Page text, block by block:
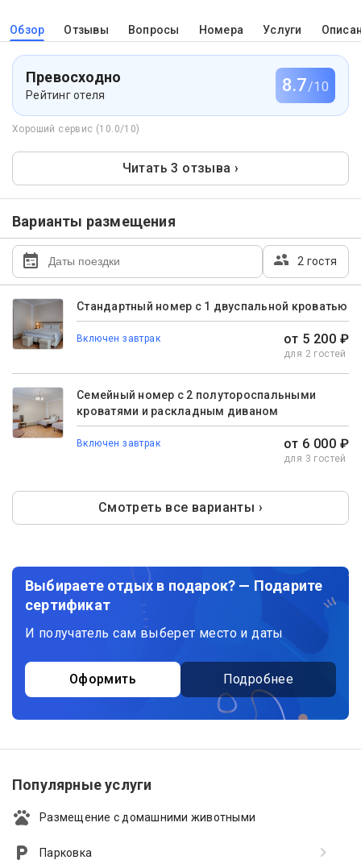
Обзор Отзывы Вопросы Номера Услуги
Превосходно
Рейтинг отеля 8.7/10
Хороший сервис (10.0/10)
Читать 3 отзыва ›
Варианты размещения
2 гостя
Стандартный номер с 1 двуспальной кроватью
Включен завтрак от 5 200 ₽
для 2 гостей
Семейный номер с 2 полутороспальными
кроватями и раскладным диваном
Включен завтрак от 6 000 ₽
для 3 гостей
Смотреть все варианты ›
Выбираете отдых в подарок? — Подарите
сертификат
И получатель сам выберет место и даты
Оформить Подробнее
Популярные услуги
Размещение с домашними животными
Парковка